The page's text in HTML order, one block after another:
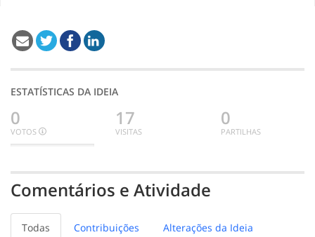
ESTATÍSTICAS DA IDEIA
0
VOTOS
17
VISITAS
0
PARTILHAS
Comentários e Atividade
Todas Contribuições Alterações da Ideia